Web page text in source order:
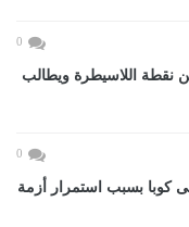
0
اللاسيطرة ويطالب
0
كوبا بسبب استمرار أزمة